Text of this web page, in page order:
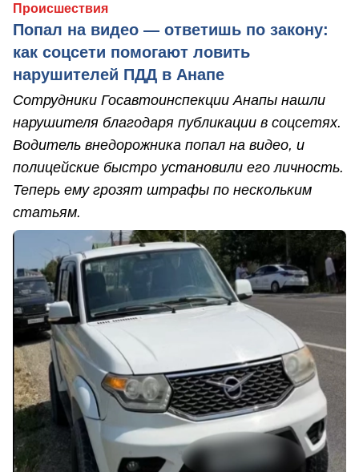
Происшествия
Попал на видео — ответишь по закону:
как соцсети помогают ловить
нарушителей ПДД в Анапе
Сотрудники Госавтоинспекции Анапы нашли
нарушителя благодаря публикации в соцсетях.
Водитель внедорожника попал на видео, и
полицейские быстро установили его личность.
Теперь ему грозят штрафы по нескольким
статьям.